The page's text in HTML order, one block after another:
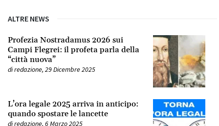
ALTRE NEWS
Profezia Nostradamus 2026 sui
Campi Flegrei: il profeta parla della
“città nuova”
diredazione, 29 Dicembre 2025
L’ora legale 2025 arriva in anticipo:
quando spostare le lancette
diredazione, 6 Marzo 2025